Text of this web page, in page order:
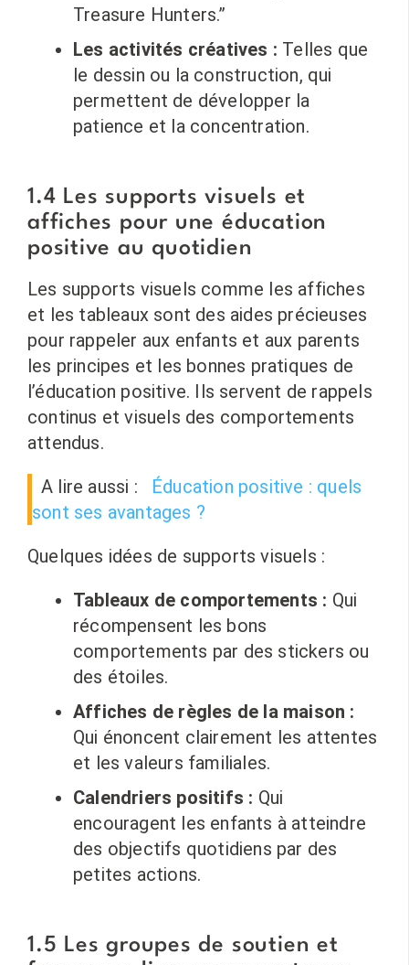
Treasure Hunters.”
Les activités créatives : Telles que
le dessin ou la construction, qui
permettent de développer la
patience et la concentration.
1.4 Les supports visuels et
affiches pour une éducation
positive au quotidien
Les supports visuels comme les affiches
et les tableaux sont des aides précieuses
pour rappeler aux enfants et aux parents
les principes et les bonnes pratiques de
l’éducation positive. Ils servent de rappels
continus et visuels des comportements
attendus.
A lire aussi :
Éducation positive : quels
sont ses avantages ?
Quelques idées de supports visuels :
Tableaux de comportements : Qui
récompensent les bons
comportements par des stickers ou
des étoiles.
Affiches de règles de la maison :
Qui énoncent clairement les attentes
et les valeurs familiales.
Calendriers positifs : Qui
encouragent les enfants à atteindre
des objectifs quotidiens par des
petites actions.
1.5 Les groupes de soutien et